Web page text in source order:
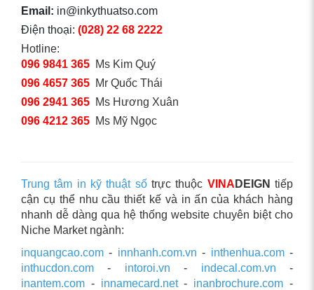
Email: in@inkythuatso.com
Điện thoại: (028) 22 68 2222
Hotline:
096 9841 365 Ms Kim Quý
096 4657 365 Mr Quốc Thái
096 2941 365 Ms Hương Xuân
096 4212 365 Ms Mỹ Ngọc
Trung tâm in kỹ thuật sốtrực thuộc VINA DEIGN tiếp
cận cụ thể nhu cầu thiết kế và in ấn của khách hàng
nhanh dễ dàng qua hệ thống website chuyên biệt cho
Niche Market ngành:
inquangcao.com - innhanh.com.vn - inthenhua.com-
inthucdon.com - intoroi.vn - indecal.com.vn -
inantem.com - innamecard.net- inanbrochure.com -